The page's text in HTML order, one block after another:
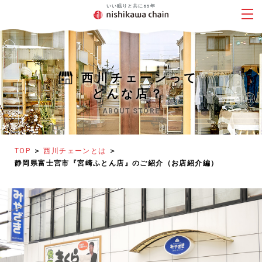
西川チェーンって
どんな店？
TOP
西川チェーンとは
静岡県富士宮市『宮崎ふとん店』のご紹介（お店紹介編）